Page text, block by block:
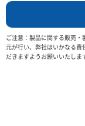
ご注意：製品に関する販売
元が行い、弊社はいかなる責
だきますようお願いいたしま